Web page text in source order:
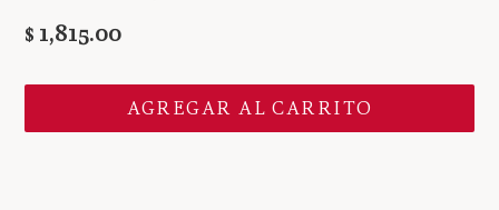
Precio
$ 1,815.00
AGREGAR AL CARRITO